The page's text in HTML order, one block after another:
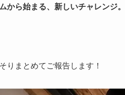
から始まる、新しいチャレンジ。
りまとめてご報告します！